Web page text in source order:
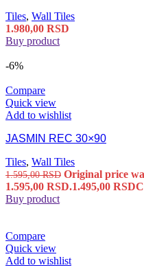
Tiles, Wall Tiles
1.980,00 RSD
Buy product
-6%
Compare
Quick view
Add to wishlist
JASMIN REC 30×90
Tiles, Wall Tiles
1.595,00RSD Original price
1.595,00 RSD.1.495,00 RSD
Buy product
Compare
Quick view
Add to wishlist